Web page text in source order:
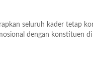
seluruh kader tetap
dengan konstituen